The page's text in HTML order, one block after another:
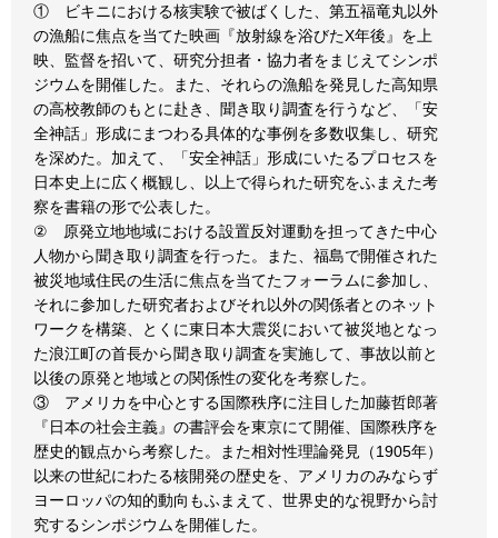
① ビキニにおける核実験で被ばくした、第五福竜丸以外
の漁船に焦点を当てた映画『放射線を浴びたX年後』を上
映、監督を招いて、研究分担者・協力者をまじえてシンポ
ジウムを開催した。また、それらの漁船を発見した高知県
の高校教師のもとに赴き、聞き取り調査を行うなど、「安
全神話」形成にまつわる具体的な事例を多数収集し、研究
を深めた。加えて、「安全神話」形成にいたるプロセスを
日本史上に広く概観し、以上で得られた研究をふまえた考
察を書籍の形で公表した。
② 原発立地地域における設置反対運動を担ってきた中心
人物から聞き取り調査を行った。また、福島で開催された
被災地域住民の生活に焦点を当てたフォーラムに参加し、
それに参加した研究者およびそれ以外の関係者とのネット
ワークを構築、とくに東日本大震災において被災地となっ
た浪江町の首長から聞き取り調査を実施して、事故以前と
以後の原発と地域との関係性の変化を考察した。
③ アメリカを中心とする国際秩序に注目した加藤哲郎著
『日本の社会主義』の書評会を東京にて開催、国際秩序を
歴史的観点から考察した。また相対性理論発見（1905年）
以来の世紀にわたる核開発の歴史を、アメリカのみならず
ヨーロッパの知的動向もふまえて、世界史的な視野から討
究するシンポジウムを開催した。